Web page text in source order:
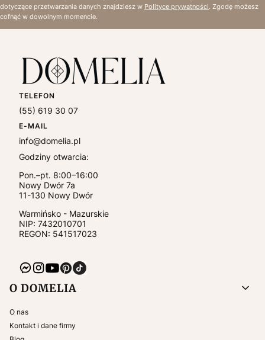
dotyczące przetwarzania danych znajdziesz w Polityce prywatności. Zgodę możesz
cofnąć w dowolnym momencie.
TELEFON
(55) 619 30 07
E-MAIL
info@domelia.pl
Godziny otwarcia:
Pon.–pt. 8:00–16:00
Nowy Dwór 7a
11-130 Nowy Dwór
Warmińsko - Mazurskie
NIP: 7432010701
REGON: 541517023
Linki w stopce
O DOMELIA
O nas
Kontakt i dane firmy